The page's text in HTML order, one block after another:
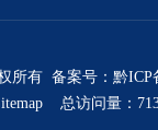
所有 备案号： 黔ICP
总访问量：